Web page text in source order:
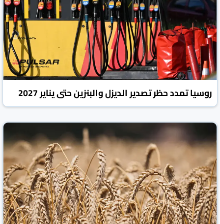
روسيا تمدد حظر تصدير الديزل والبنزين حتى يناير 2027
روسيا اليوم الأخبار الاقتصادية 31 تموز/يوليو 2026